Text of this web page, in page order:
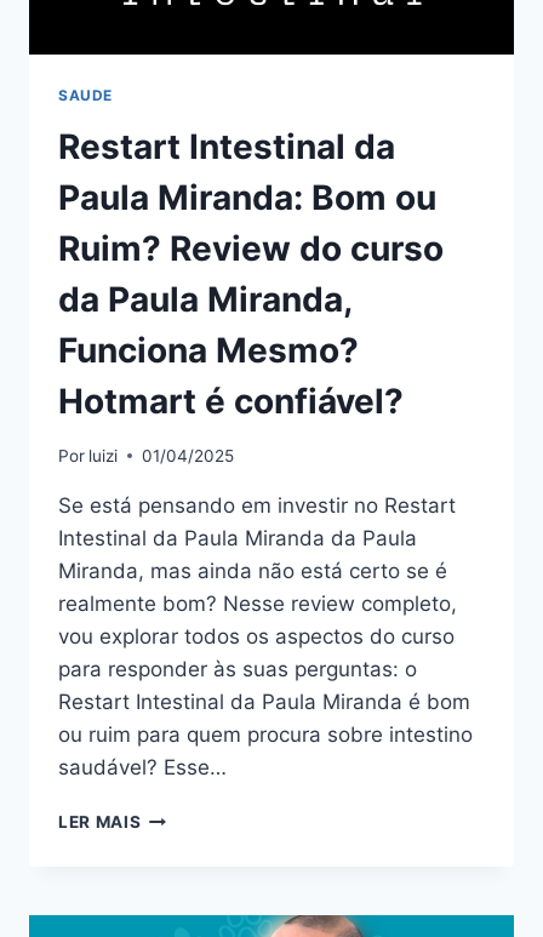
SAUDE
Restart Intestinal da
Paula Miranda: Bom ou
Ruim? Review do curso
da Paula Miranda,
Funciona Mesmo?
Hotmart é confiável?
Por luizi 01/04/2025
Se está pensando em investir no Restart
Intestinal da Paula Miranda da Paula
Miranda, mas ainda não está certo se é
realmente bom? Nesse review completo,
vou explorar todos os aspectos do curso
para responder às suas perguntas: o
Restart Intestinal da Paula Miranda é bom
ou ruim para quem procura sobre intestino
saudável? Esse…
LER MAIS RESTART
MIRANDA: